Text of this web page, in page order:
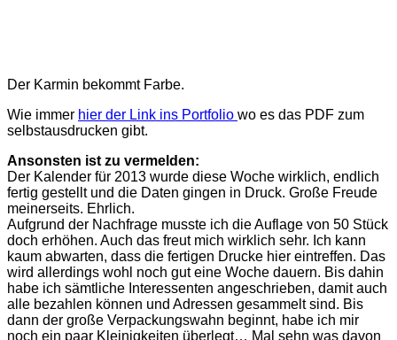
Der Karmin bekommt Farbe.
Wie immer hier der Link ins Portfolio wo es das PDF zum
selbstausdrucken gibt.
Ansonsten ist zu vermelden:
Der Kalender für 2013 wurde diese Woche wirklich, endlich
fertig gestellt und die Daten gingen in Druck. Große Freude
meinerseits. Ehrlich.
Aufgrund der Nachfrage musste ich die Auflage von 50 Stück
doch erhöhen. Auch das freut mich wirklich sehr. Ich kann
kaum abwarten, dass die fertigen Drucke hier eintreffen. Das
wird allerdings wohl noch gut eine Woche dauern. Bis dahin
habe ich sämtliche Interessenten angeschrieben, damit auch
alle bezahlen können und Adressen gesammelt sind. Bis
dann der große Verpackungswahn beginnt, habe ich mir
noch ein paar Kleinigkeiten überlegt… Mal sehn was davon